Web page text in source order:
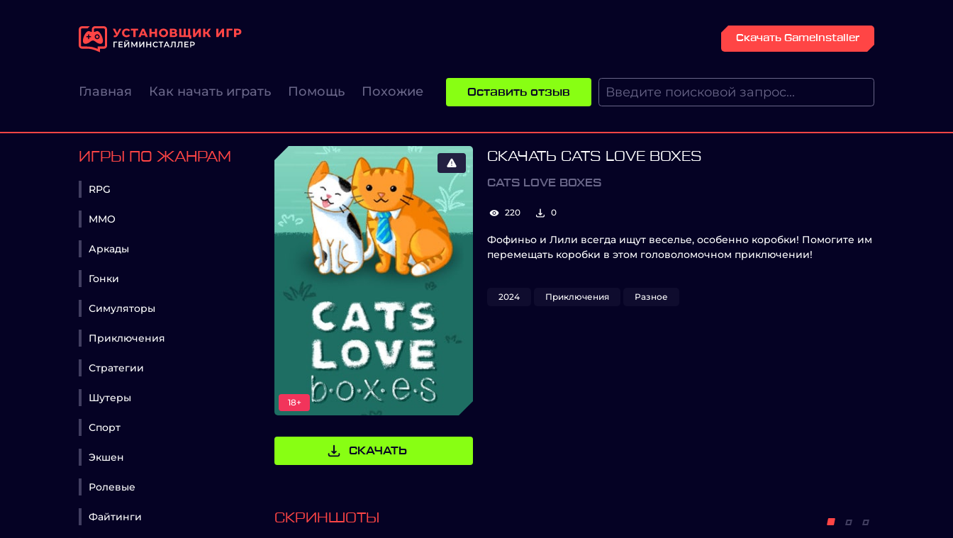
Скачать GameInstaller
Главная Как начать играть Помощь Похожие Оставить отзыв
ИГРЫ ПО ЖАНРАМ
RPG
MMO
Аркады
Гонки
Симуляторы
Приключения
Стратегии
Шутеры
Спорт
Экшен
Ролевые
Файтинги
18+
СКАЧАТЬ
СКАЧАТЬ CATS LOVE BOXES
CATS LOVE BOXES
220 0
Фофиньо и Лили всегда ищут веселье, особенно коробки! Помогите им
перемещать коробки в этом головоломочном приключении!
2024 Приключения Разное
СКРИНШОТЫ